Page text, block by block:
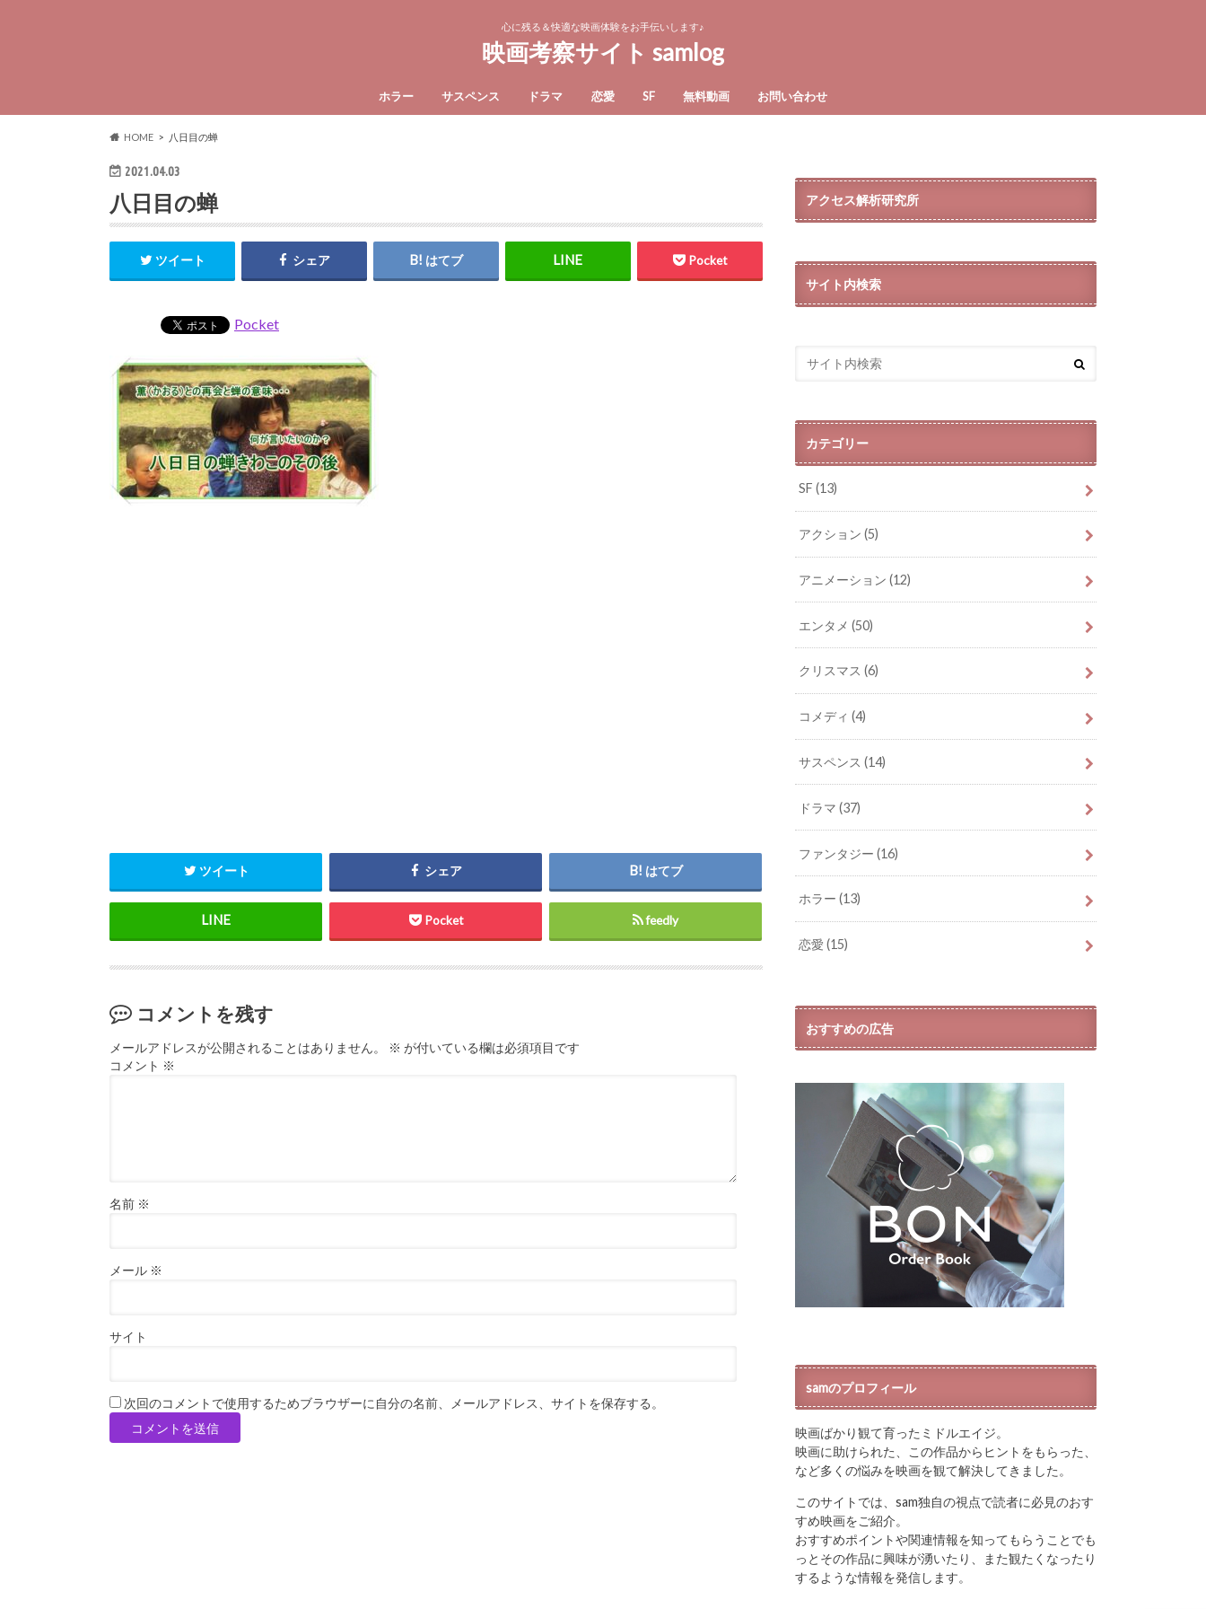
心に残る＆快適な映画体験をお手伝いします♪
映画考察サイト samlog
ホラー サスペンス ドラマ 恋愛 SF 無料動画 お問い合わせ
HOME 八日目の蝉
2021.04.03
八日目の蝉
ツイート シェア はてブ Pocket
Pocket
ツイート シェア はてブ
Pocket feedly
コメントを残す
メールアドレスが公開されることはありません。 ※ が付いている欄は必須項目です
コメント ※
名前 ※
メール ※
サイト
次回のコメントで使用するためブラウザーに自分の名前、メールアドレス、サイトを保存する。
アクセス解析研究所
サイト内検索
カテゴリー
SF(13)
アクション(5)
アニメーション(12)
エンタメ(50)
クリスマス(6)
コメディ(4)
サスペンス(14)
ドラマ(37)
ファンタジー(16)
ホラー(13)
恋愛(15)
おすすめの広告
samのプロフィール
映画ばかり観て育ったミドルエイジ。
映画に助けられた、この作品からヒントをもらった、
など多くの悩みを映画を観て解決してきました。
このサイトでは、sam独自の視点で読者に必見のおす
すめ映画をご紹介。
おすすめポイントや関連情報を知ってもらうことでも
っとその作品に興味が湧いたり、また観たくなったり
するような情報を発信します。